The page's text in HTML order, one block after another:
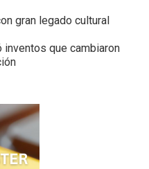
gran legado cultural
que cambiaron